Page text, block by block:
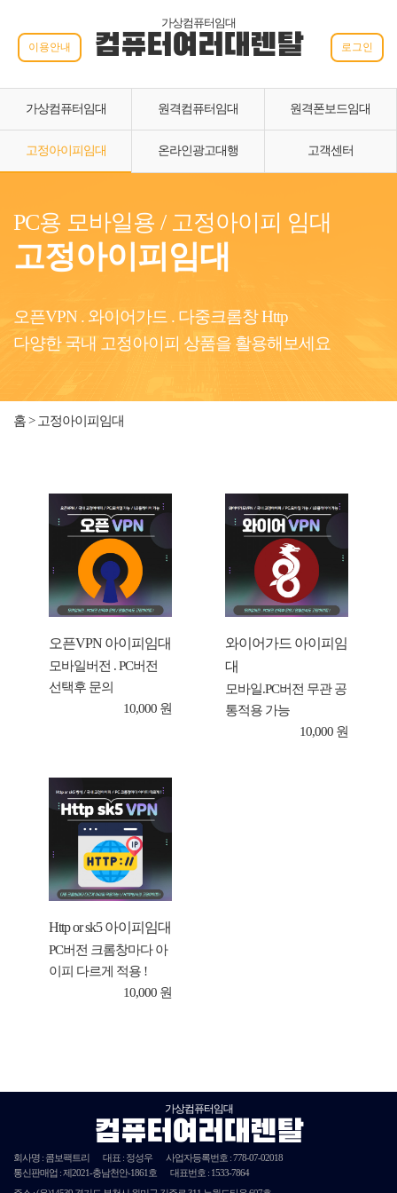
가상컴퓨터임대
컴퓨터여러대렌탈
이용안내 로그인
가상컴퓨터임대 원격컴퓨터임대 원격폰보드임대
고정아이피임대 온라인광고대행 고객센터
PC용 모바일용 / 고정아이피 임대
고정아이피임대
오픈VPN . 와이어가드 . 다중크롬창 Http
다양한 국내 고정아이피 상품을 활용해보세요
홈 > 고정아이피임대
오픈VPN 아이피임대
모바일버전 . PC버전
선택후 문의
10,000 원
와이어가드 아이피임
대
모바일.PC버전 무관 공
통적용 가능
10,000 원
Http or sk5 아이피임대
PC버전 크롬창마다 아
이피 다르게 적용 !
10,000 원
가상컴퓨터임대
컴퓨터여러대렌탈
회사명 : 콤보팩트리 대표 : 정성우 사업자등록번호 :778-07-02018
통신판매업 : 제 2021-충남천안-1861호
대표번호 : 1533-7864